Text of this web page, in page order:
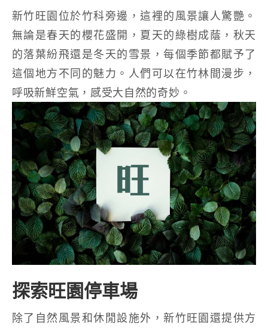
新竹旺園位於竹科旁邊，這裡的風景讓人驚艷。
無論是春天的櫻花盛開，夏天的綠樹成蔭，秋天
的落葉紛飛還是冬天的雪景，每個季節都賦予了
這個地方不同的魅力。人們可以在竹林間漫步，
呼吸新鮮空氣，感受大自然的奇妙。
探索旺園停車場
除了自然風景和休閒設施外，新竹旺園還提供方